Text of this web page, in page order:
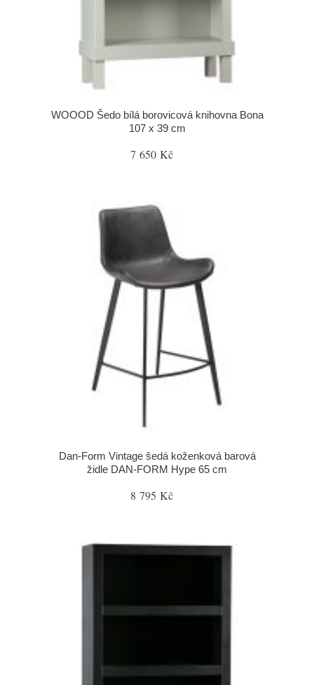
WOOOD Šedo bílá borovicová knihovna Bona
107 x 39 cm
7 650 Kč
​​​​​Dan-Form Vintage šedá koženková barová
židle DAN-FORM Hype 65 cm
8 795 Kč